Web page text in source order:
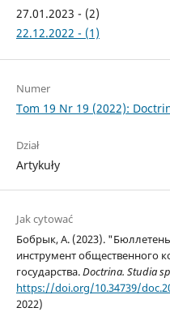
27.01.2023 - (2)
22.12.2022 - (1)
Numer
Tom 19 Nr 19 (2022):
Dział
Artykuły
Jak cytować
Бобрык, А. (2023).
инструмент общественного
государства.Doctrina. Studia
https://doi.org/10.34739/
2022)